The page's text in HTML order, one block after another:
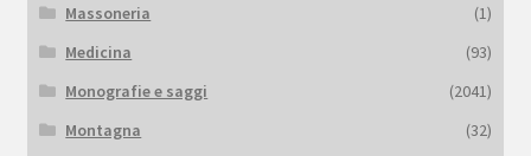
Massoneria
(1)
Medicina
(93)
Monografie e saggi
(2041)
Montagna
(32)